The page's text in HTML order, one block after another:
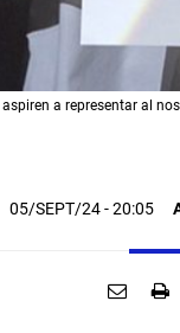
a representar al
05/SEPT/24- 20:05